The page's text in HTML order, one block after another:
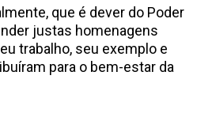
que é dever do Poder
justas homenagens
trabalho, seu exemplo e
para o bem-estar da